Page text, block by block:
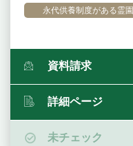
永代供養制度がある霊園
資料請求
詳細ページ
未チェック